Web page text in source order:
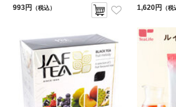
993円 （税込） 1,620円 （税